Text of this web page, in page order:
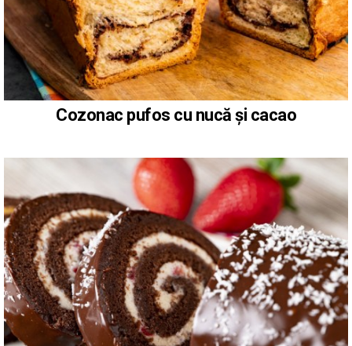
Cozonac pufos cu nucă și cacao